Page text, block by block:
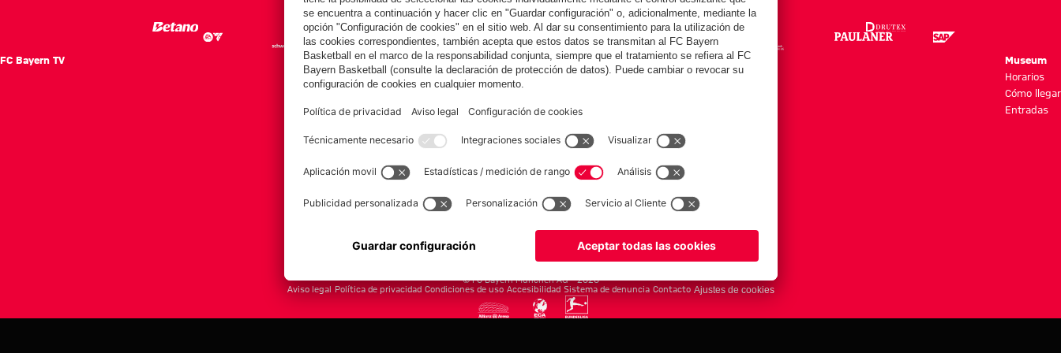
FC Bayern TV
FC Bayern.com
Noticias
Equipo
Club
Online Store
Equipaciones y más
Rebajas %
Museum
Horarios
Cómo llegar
Entradas
Allianz Arena
© FC Bayern München AG – 2026
Aviso legal Política de privacidad Condiciones de uso Accesibilidad Sistema de denuncia Contacto Ajustes de cookies